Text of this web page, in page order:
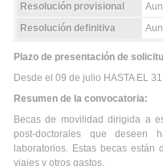
Resolución provisional
Resolución definitiva
Plazo de presentación de
Desde el 09 de julio HASTA EL
Resumen de la convocatoria:
Becas de movilidad dirigida a
post-doctorales que deseen
laboratorios. Estas becas están
viajes y otros gastos.